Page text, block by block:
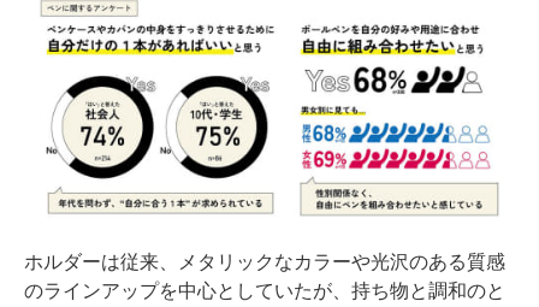
ホルダーは従来、メタリックなカラーや光沢のある質感
のラインアップを中心としていたが、持ち物と調和のと